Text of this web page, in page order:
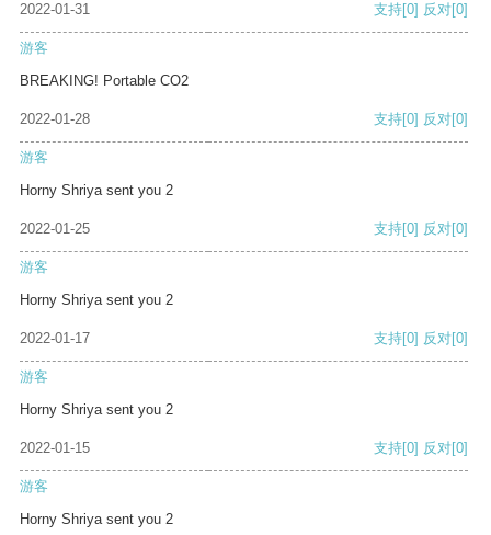
2022-01-31 支持[0] 反对[0]
游客
BREAKING! Portable CO2
2022-01-28 支持[0] 反对[0]
游客
Horny Shriya sent you 2
2022-01-25 支持[0] 反对[0]
游客
Horny Shriya sent you 2
2022-01-17 支持[0] 反对[0]
游客
Horny Shriya sent you 2
2022-01-15 支持[0] 反对[0]
游客
Horny Shriya sent you 2